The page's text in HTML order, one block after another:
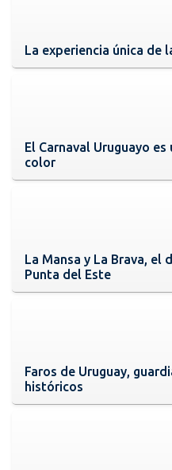
La experiencia única de
El Carnaval Uruguayo
color
La Mansa y La Brava, el
Punta del Este
Faros de Uruguay,
históricos